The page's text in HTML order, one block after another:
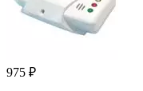
‍975‍ ₽